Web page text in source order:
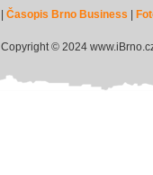
|Časopis Brno Business
Copyright © 2024